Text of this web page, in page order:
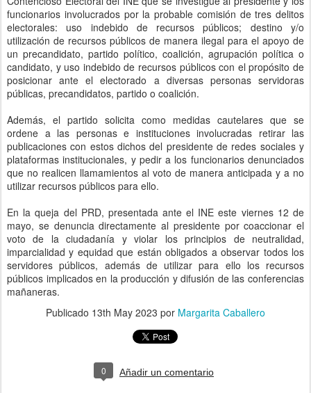
funcionarios involucrados por la probable comisión de tres delitos
electorales: uso indebido de recursos públicos; destino y/o
utilización de recursos públicos de manera ilegal para el apoyo de
un precandidato, partido político, coalición, agrupación política o
candidato, y uso indebido de recursos públicos con el propósito de
posicionar ante el electorado a diversas personas servidoras
públicas, precandidatos, partido o coalición.
Además, el partido solicita como medidas cautelares que se
ordene a las personas e instituciones involucradas retirar las
publicaciones con estos dichos del presidente de redes sociales y
plataformas institucionales, y pedir a los funcionarios denunciados
que no realicen llamamientos al voto de manera anticipada y a no
utilizar recursos públicos para ello.
En la queja del PRD, presentada ante el INE este viernes 12 de
mayo, se denuncia directamente al presidente por coaccionar el
voto de la ciudadanía y violar los principios de neutralidad,
imparcialidad y equidad que están obligados a observar todos los
servidores públicos, además de utilizar para ello los recursos
públicos implicados en la producción y difusión de las conferencias
mañaneras.
Publicado 13th May 2023 por Margarita Caballero
0 Añadir un comentario